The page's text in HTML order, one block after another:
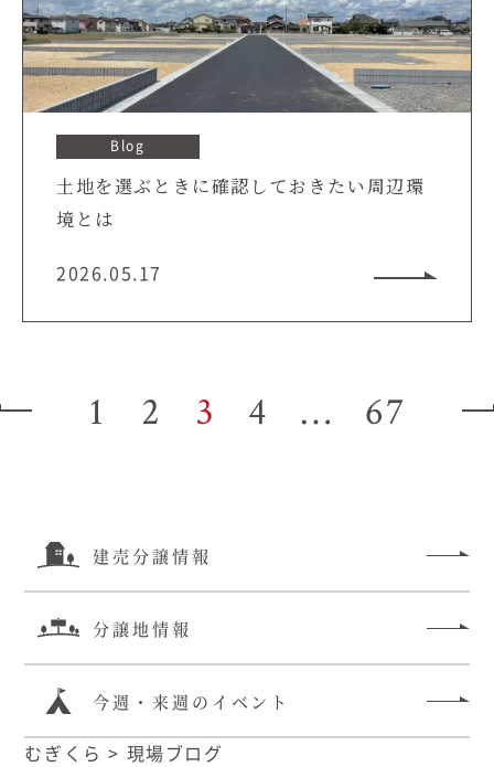
Blog
土地を選ぶときに確認しておきたい周辺環
境とは
2026.05.17
1 2 3 4 … 67
建売分譲情報
分譲地情報
今週・来週のイベント
むぎくら > 現場ブログ